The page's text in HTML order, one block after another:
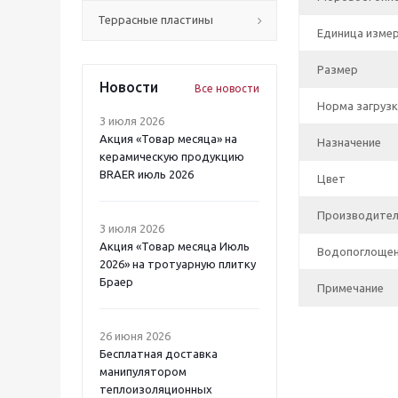
Террасные пластины
Новости Все новости
3 июля 2026
Акция «Товар месяца» на
керамическую продукцию
BRAER июль 2026
3 июля 2026
Акция «Товар месяца Июль
2026» на тротуарную плитку
Браер
26 июня 2026
Бесплатная доставка
манипулятором
теплоизоляционных
Единица
Размер
Норма
Назначение
Цвет
Примечание